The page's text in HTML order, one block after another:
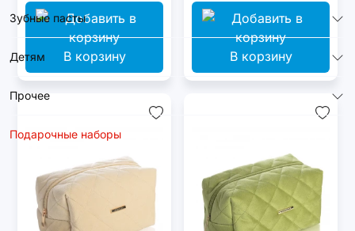
Зубные пасты
Детям
Прочее
Подарочные наборы
В корзину В корзину